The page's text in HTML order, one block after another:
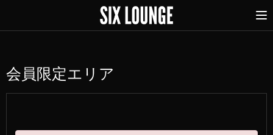
会員限定エリア